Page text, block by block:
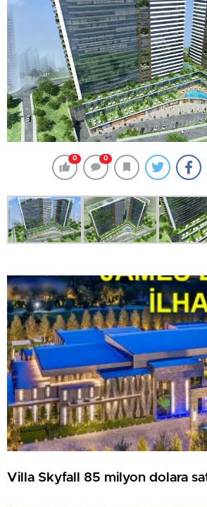
0 0
Villa Skyfall 85 milyon dolara